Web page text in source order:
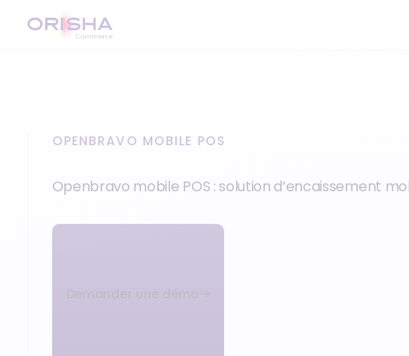
OPENBRAVO MOBILE POS
Openbravo mobile POS : solution d’encaissement
Demander une démo